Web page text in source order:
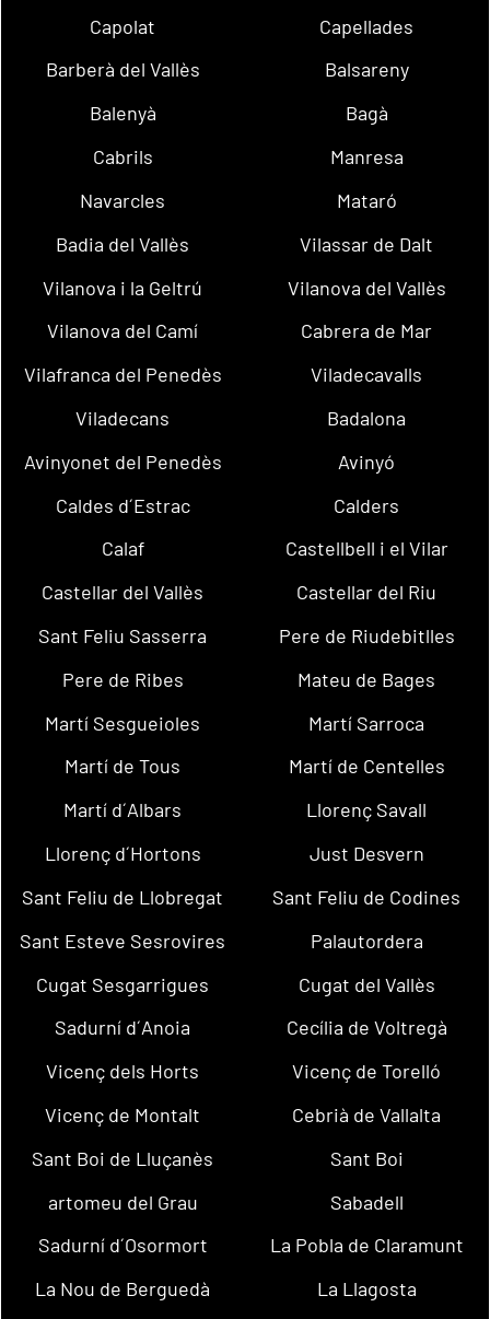
Capolat
Capellades
Barberà del Vallès
Balsareny
Balenyà
Bagà
Cabrils
Manresa
Navarcles
Mataró
Badia del Vallès
Vilassar de Dalt
Vilanova i la Geltrú
Vilanova del Vallès
Vilanova del Camí
Cabrera de Mar
Vilafranca del Penedès
Viladecavalls
Viladecans
Badalona
Avinyonet del Penedès
Avinyó
Caldes d´Estrac
Calders
Calaf
Castellbell i el Vilar
Castellar del Vallès
Castellar del Riu
Sant Feliu Sasserra
Pere de Riudebitlles
Pere de Ribes
Mateu de Bages
Martí Sesgueioles
Martí Sarroca
Martí de Tous
Martí de Centelles
Martí d´Albars
Llorenç Savall
Llorenç d´Hortons
Just Desvern
Sant Feliu de Llobregat
Sant Feliu de Codines
Sant Esteve Sesrovires
Palautordera
Cugat Sesgarrigues
Cugat del Vallès
Sadurní d´Anoia
Cecília de Voltregà
Vicenç dels Horts
Vicenç de Torelló
Vicenç de Montalt
Cebrià de Vallalta
Sant Boi de Lluçanès
Sant Boi
artomeu del Grau
Sabadell
Sadurní d´Osormort
La Pobla de Claramunt
La Nou de Berguedà
La Llagosta